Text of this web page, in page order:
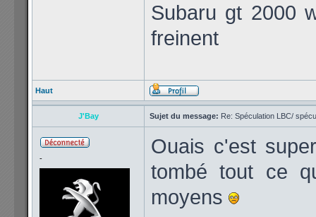
Subaru gt 2000
freinent
Haut
J'Bay Sujet du message: Re: Spéculation LBC/
-
Ouais c'est
tombé tout ce
moyens